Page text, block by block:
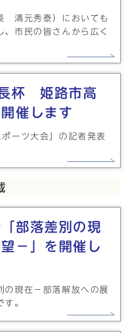
清元秀泰）においても
市民の皆さんから広く
杯 姫路市高
催します
ーツ大会」の記者発表
部落差別の現
－」を開催し
の現在－部落解放への展
。